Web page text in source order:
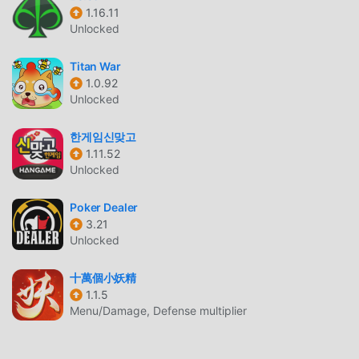
Как и традиционные игры card, Spider Solitaire
отличается уникальным художественным стилем, а
благодаря высококачественной графике, картам и
персонажам Spider Solitaire привлекает множество
поклонников card, и по сравнению по сравнению с
традиционными играми card, Spider Solitaire 4.8.72
смелые обновления. Благодаря более продвинутым
технологиям впечатления от игры на экране
значительно улучшились. Сохраняя оригинальный
стиль card, он максимально улучшает сенсорный опыт
пользователя, и существует множество различных
типов мобильных телефонов apk с отличной
адаптируемостью, гарантируя, что все любители игр
card могут в полной мере насладиться счастьем.
принес Spider Solitaire 4.8.72
1.16.11
Unlocked
Titan War
1.0.92
Unlocked
한게임신맞고
1.11.52
Unlocked
Poker Dealer
3.21
Unlocked
十萬個小妖精
1.1.5
Menu/Damage, Defense multiplier